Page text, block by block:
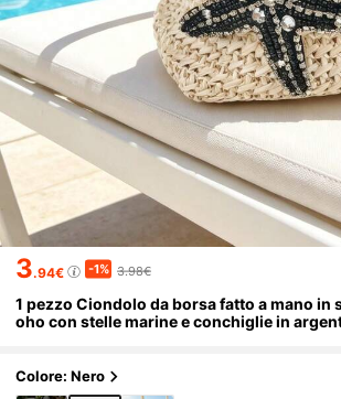
3.94€ -1% 3.98€
1 pezzo Ciondolo da borsa fatto a mano in
oho con stelle marine e conchiglie in
Colore: Nero